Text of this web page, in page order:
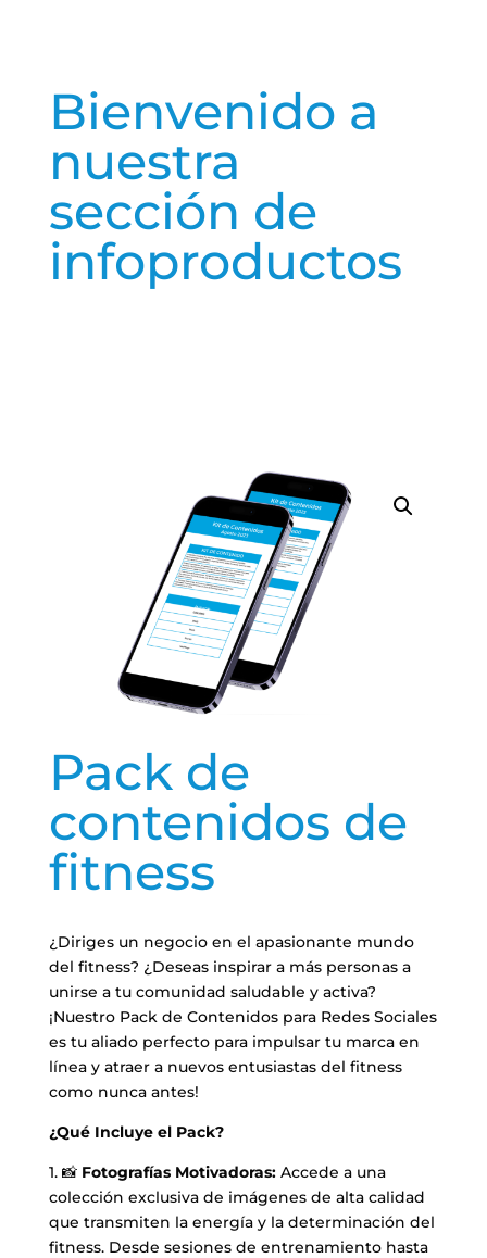
Bienvenido a
nuestra
sección de
infoproductos
Pack de
contenidos de
fitness
¿Diriges un negocio en el apasionante mundo
del fitness? ¿Deseas inspirar a más personas a
unirse a tu comunidad saludable y activa?
¡Nuestro Pack de Contenidos para Redes Sociales
es tu aliado perfecto para impulsar tu marca en
línea y atraer a nuevos entusiastas del fitness
como nunca antes!
¿Qué Incluye el Pack?
1. 📸 Fotografías Motivadoras:Accede a una
colección exclusiva de imágenes de alta calidad
que transmiten la energía y la determinación del
fitness. Desde sesiones de entrenamiento hasta